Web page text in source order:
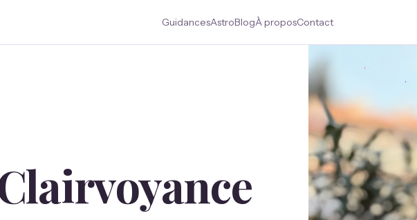
GuidancesAstroBlogÀ proposContact